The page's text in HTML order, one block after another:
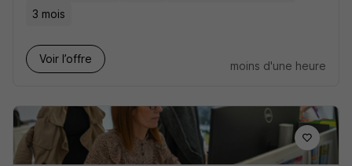
3 mois
Voir l’offre
moins d'une heure